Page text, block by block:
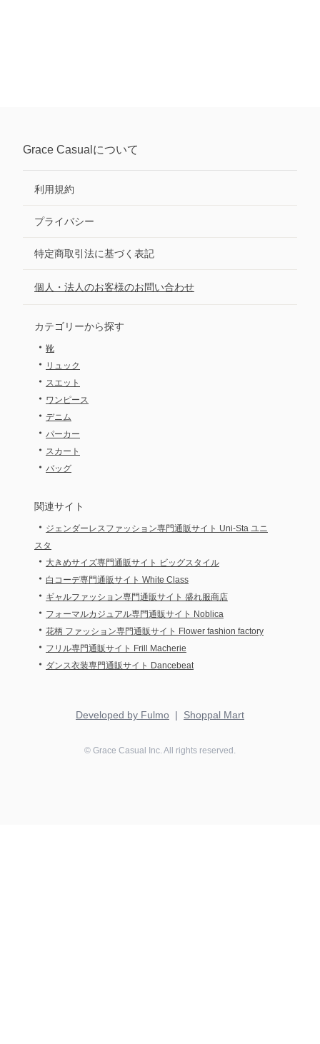
Grace Casual について
利用規約
プライバシー
特定商取引法に基づく表記
個人・法人のお客様のお問い合わせ
カテゴリーから探す
・ 靴
・ リュック
・ スエット
・ ワンピース
・ デニム
・ パーカー
・ スカート
・ バッグ
関連サイト
・ ジェンダーレスファッション専門通販サイト Uni-Sta ユニ
スタ
・ 大きめサイズ専門通販サイト ビッグスタイル
・ 白コーデ専門通販サイト White Class
・ ギャルファッション専門通販サイト 盛れ服商店
・ フォーマルカジュアル専門通販サイト Noblica
・ 花柄 ファッション専門通販サイト Flower fashion factory
・ フリル専門通販サイト Frill Macherie
・ ダンス衣装専門通販サイト Dancebeat
Developed by Fulmo | Shoppal Mart
© Grace Casual Inc. All rights reserved.